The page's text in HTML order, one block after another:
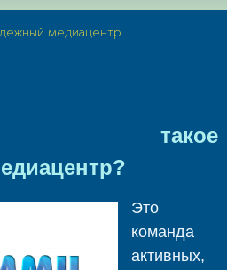
медиацентр
Это
команда
активных,